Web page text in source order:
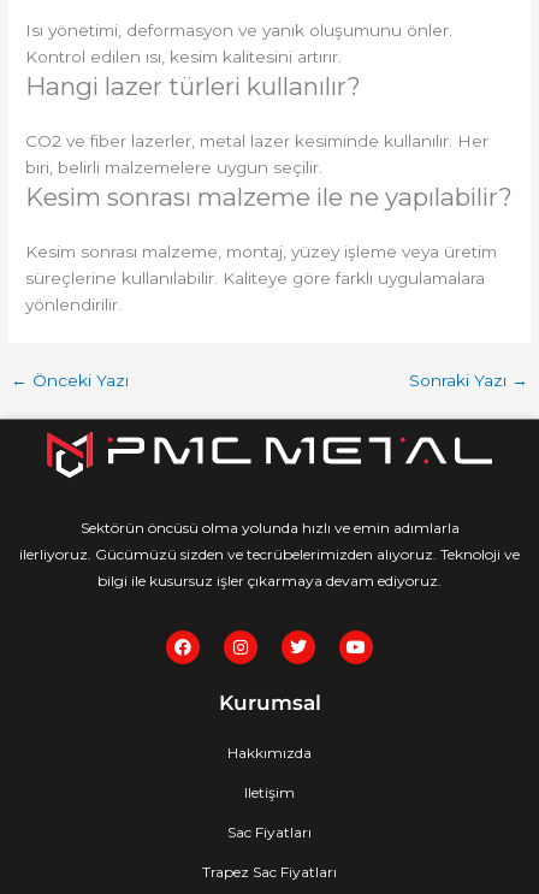
Isı yönetimi, deformasyon ve yanık oluşumunu önler.
Kontrol edilen ısı, kesim kalitesini artırır.
Hangi lazer türleri kullanılır?
CO2 ve fiber lazerler, metal lazer kesiminde kullanılır. Her
biri, belirli malzemelere uygun seçilir.
Kesim sonrası malzeme ile ne yapılabilir?
Kesim sonrası malzeme, montaj, yüzey işleme veya üretim
süreçlerine kullanılabilir. Kaliteye göre farklı uygulamalara
yönlendirilir.
← Önceki Yazı Sonraki Yazı →
Sektörün öncüsü olma yolunda hızlı ve emin adımlarla
ilerliyoruz. Gücümüzü sizden ve tecrübelerimizden alıyoruz. Teknoloji ve
bilgi ile kusursuz işler çıkarmaya devam ediyoruz.
F
a
c
I
n
s
a
a
T
w
i
t
Y
o
u
Kurumsal
Hakkımızda
Iletişim
Sac Fiyatları
Trapez Sac Fiyatları